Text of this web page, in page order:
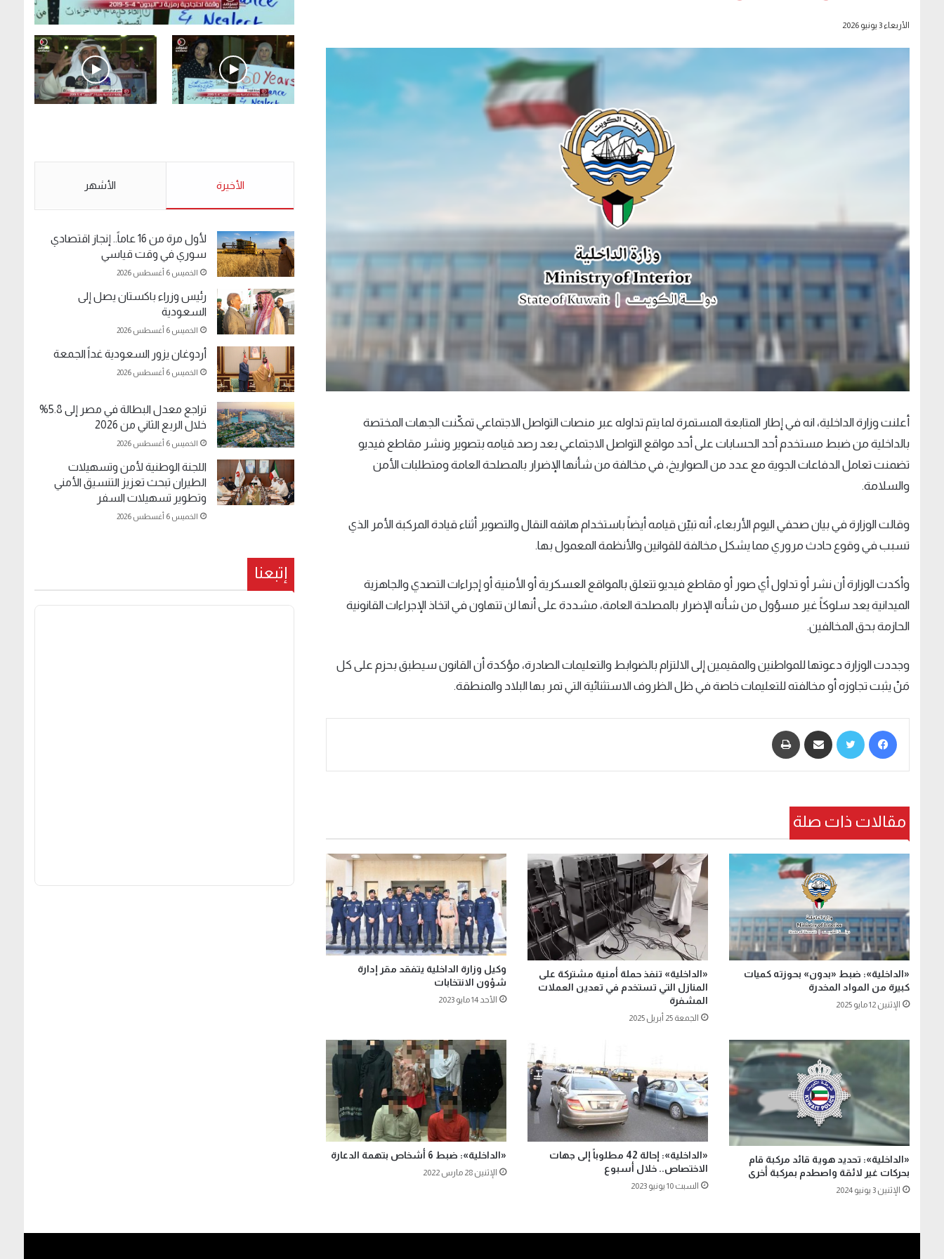
الأربعاء 3 يونيو 2026
أعلنت وزارة الداخلية، انه في إطار المتابعة المستمرة لما يتم تداوله عبر منصات التواصل الاجتماعي تمكّنت الجهات المختصة
بالداخلية من ضبط مستخدم أحد الحسابات على أحد مواقع التواصل الاجتماعي بعد رصد قيامه بتصوير ونشر مقاطع فيديو
تضمنت تعامل الدفاعات الجوية مع عدد من الصواريخ، في مخالفة من شأنها الإضرار بالمصلحة العامة ومتطلبات الأمن
والسلامة.
وقالت الوزارة في بيان صحفي اليوم الأربعاء، أنه تبيّن قيامه أيضاً باستخدام هاتفه النقال والتصوير أثناء قيادة المركبة الأمر الذي
تسبب في وقوع حادث مروري مما يشكل مخالفة للقوانين والأنظمة المعمول بها.
وأكدت الوزارة أن نشر أو تداول أي صور أو مقاطع فيديو تتعلق بالمواقع العسكرية أو الأمنية أو إجراءات التصدي والجاهزية
الميدانية يعد سلوكاً غير مسؤول من شأنه الإضرار بالمصلحة العامة، مشددة على أنها لن تتهاون في اتخاذ الإجراءات القانونية
الحازمة بحق المخالفين.
وجددت الوزارة دعوتها للمواطنين والمقيمين إلى الالتزام بالضوابط والتعليمات الصادرة، مؤكدة أن القانون سيطبق بحزم على كل
مَنْ يثبت تجاوزه أو مخالفته للتعليمات خاصة في ظل الظروف الاستثنائية التي تمر بها البلاد والمنطقة.
مقالات ذات صلة
«الداخلية»: ضبط «بدون» بحوزته كميات
كبيرة من المواد المخدرة
الإثنين 12 مايو 2025
«الداخلية» تنفذ حملة أمنية مشتركة على
المنازل التي تستخدم في تعدين العملات
المشفرة
الجمعة 25 أبريل 2025
وكيل وزارة الداخلية يتفقد مقر إدارة
شؤون الانتخابات
الأحد 14 مايو 2023
«الداخلية»: تحديد هوية قائد مركبة قام
بحركات غير لائقة واصطدم بمركبة أخرى
الإثنين 3 يونيو 2024
«الداخلية»: إحالة 42 مطلوباً إلى جهات
الاختصاص.. خلال أسبوع
السبت 10 يونيو 2023
«الداخلية»: ضبط 6 أشخاص بتهمة الدعارة
الإثنين 28 مارس 2022
.وقفة احتجاجية رمزية لـ”#البدون” في ساحة الإرادة
الأحد 5 مايو 2019
مخدرات يعني ولا خمر؟!.
الأخيرة الأشهر
لأول مرة من 16 عاماً.. إنجاز اقتصادي
سوري في وقت قياسي
الخميس 6 أغسطس 2026
رئيس وزراء باكستان يصل إلى
السعودية
الخميس 6 أغسطس 2026
أردوغان يزور السعودية غداً الجمعة
الخميس 6 أغسطس 2026
تراجع معدل البطالة في مصر إلى 5.8%
خلال الربع الثاني من 2026
الخميس 6 أغسطس 2026
اللجنة الوطنية لأمن وتسهيلات
الطيران تبحث تعزيز التنسيق الأمني
وتطوير تسهيلات السفر
الخميس 6 أغسطس 2026
إتبعنا